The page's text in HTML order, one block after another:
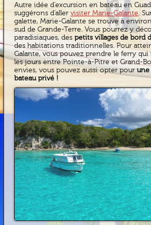
Autre idée d’excursion en bateau en
suggérons d’allervisiter Marie-Galante.
galette, Marie-Galante se trouve à
sud de Grande-Terre. Vous pourrez y
paradisiaques, despetits villages de bord
des habitations traditionnelles. Pour
Galante, vous pouvez prendre le ferry
les jours entre Pointe-à-Pitre et Grand-
envies, vous pouvez aussi opter pourune
bateau privé !